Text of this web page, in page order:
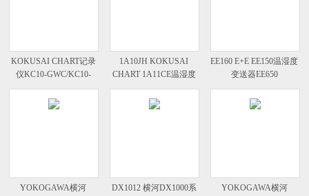
KOKUSAI CHART记录
仪KC10-GWC/KC10-
GMC
1A10JH KOKUSAI
CHART 1A11CE温湿度
记录纸
EE160 E+E EE150温湿度
变送器EE650
YOKOGAWA横河
DX1012 横河DX1000系
YOKOGAWA横河